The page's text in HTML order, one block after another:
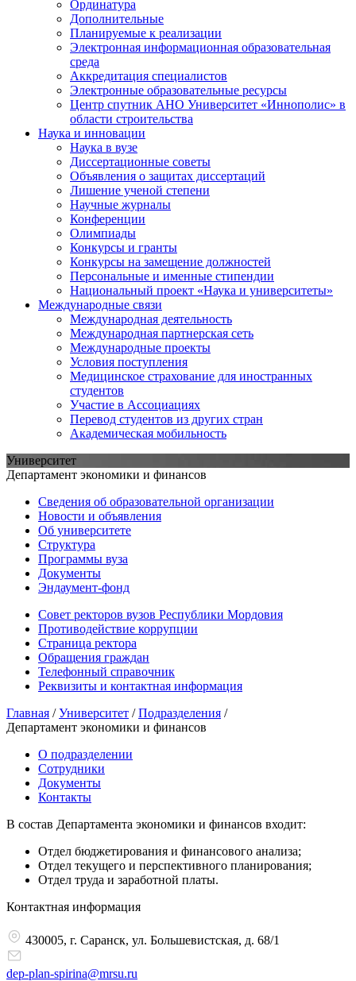
Ординатура
Дополнительные
Планируемые к реализации
Электронная информационная образовательная
среда
Аккредитация специалистов
Электронные образовательные ресурсы
Центр спутник АНО Университет «Иннополис» в
области строительства
Наука и инновации
Наука в вузе
Диссертационные советы
Объявления о защитах диссертаций
Лишение ученой степени
Научные журналы
Конференции
Олимпиады
Конкурсы и гранты
Конкурсы на замещение должностей
Персональные и именные стипендии
Национальный проект «Наука и университеты»
Международные связи
Международная деятельность
Международная партнерская сеть
Международные проекты
Условия поступления
Медицинское страхование для иностранных
студентов
Участие в Ассоциациях
Перевод студентов из других стран
Академическая мобильность
Университет
Департамент экономики и финансов
Сведения об образовательной организации
Новости и объявления
Об университете
Структура
Программы вуза
Документы
Эндаумент-фонд
Совет ректоров вузов Республики Мордовия
Противодействие коррупции
Страница ректора
Обращения граждан
Телефонный справочник
Реквизиты и контактная информация
Главная /Университет /Подразделения /
Департамент экономики и финансов
О подразделении
Сотрудники
Документы
Контакты
В состав Департамента экономики и финансов входит:
Отдел бюджетирования и финансового анализа;
Отдел текущего и перспективного планирования;
Отдел труда и заработной платы.
Контактная информация
430005, г. Саранск, ул. Большевистская, д. 68/1
dep-plan-spirina@mrsu.ru